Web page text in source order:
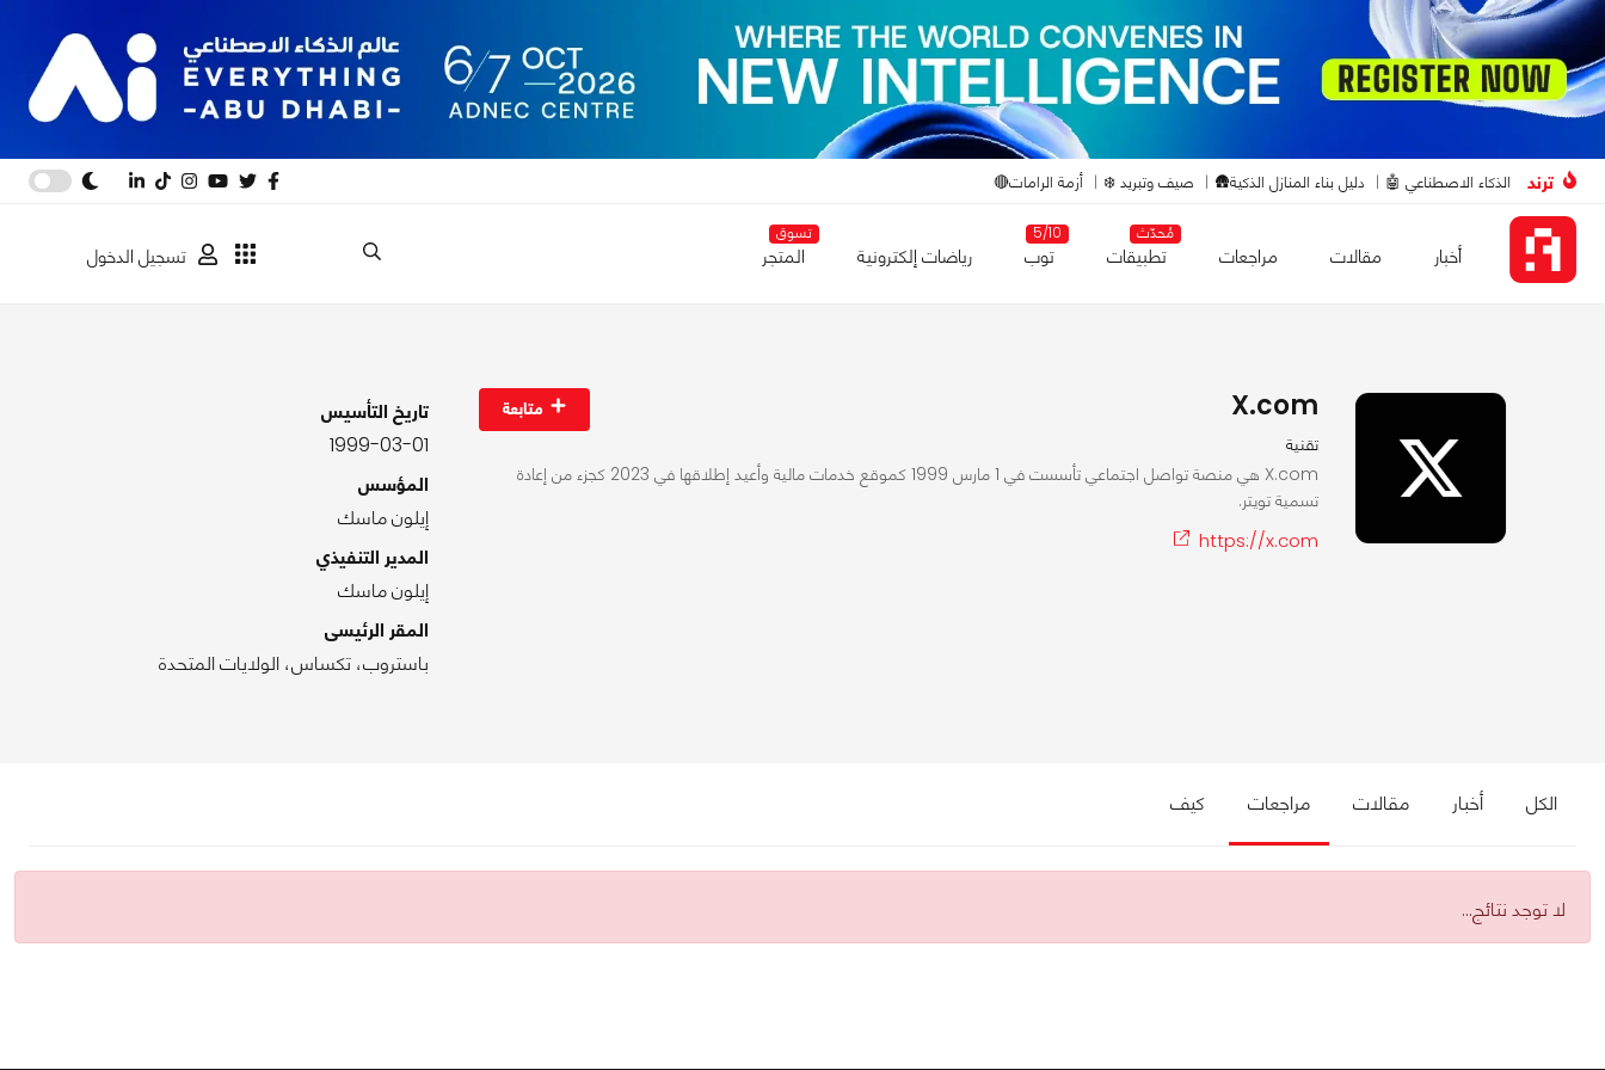
ترند الذكاء الاصطناعي 🤖 دليل بناء المنازل الذكية🛖 صيف وتبريد ❄️ أزمة الرامات🔴
أخبار مقالات مراجعات
مُحدّث
تطبيقات
5/10
توب رياضات إلكترونية
تسوق
المتجر تسجيل الدخول
X.com
تقنية
متابعة
X.com هي منصة تواصل اجتماعي تأسست في 1 مارس 1999 كموقع خدمات مالية وأعيد إطلاقها في 2023 كجزء من إعادة
تسمية تويتر.
https://x.com
تاريخ التأسيس
1999-03-01
المؤسس
إيلون ماسك
المدير التنفيذي
إيلون ماسك
المقر الرئيسى
باستروب، تكساس، الولايات المتحدة
الكل أخبار مقالات مراجعات كيف
لا توجد نتائج...